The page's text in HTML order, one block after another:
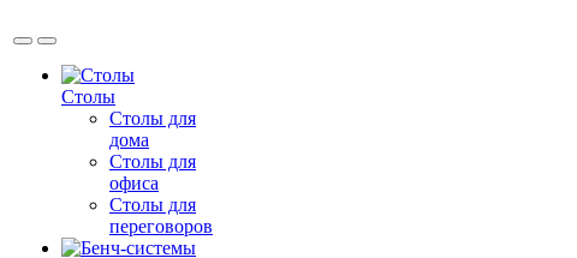
Столы
Столы для
дома
Столы для
офиса
Столы для
переговоров